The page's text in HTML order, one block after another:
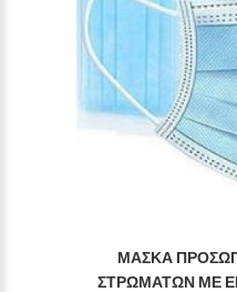
ΜΆΣΚΑ
ΣΤΡΩΜΆΤΩΝ ΜΕ